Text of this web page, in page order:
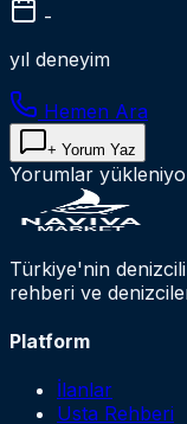
-
yıl deneyim
Hemen Ara
+ Yorum Yaz
Yorumlar
Türkiye'nin
rehberi ve
Platform
İlanlar
Usta Rehberi